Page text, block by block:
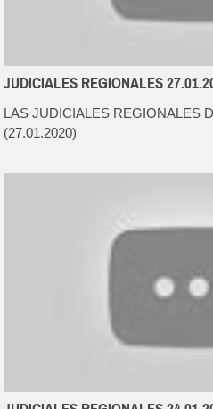
JUDICIALES REGIONALES
LAS JUDICIALES REGIONALES
(27.01.2020)